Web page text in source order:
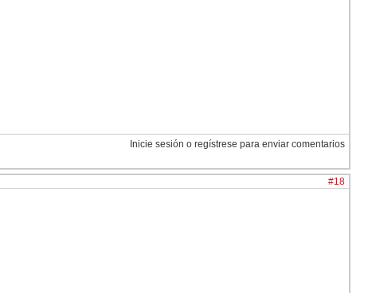
Inicie sesión o regístrese para enviar comentarios
#18